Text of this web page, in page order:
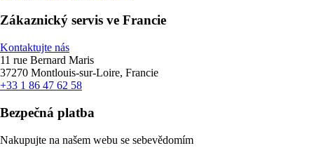
Zákaznický servis ve Francie
Kontaktujte nás
11 rue Bernard Maris
37270 Montlouis-sur-Loire, Francie
+33 1 86 47 62 58
Bezpečná platba
Nakupujte na našem webu se sebevědomím